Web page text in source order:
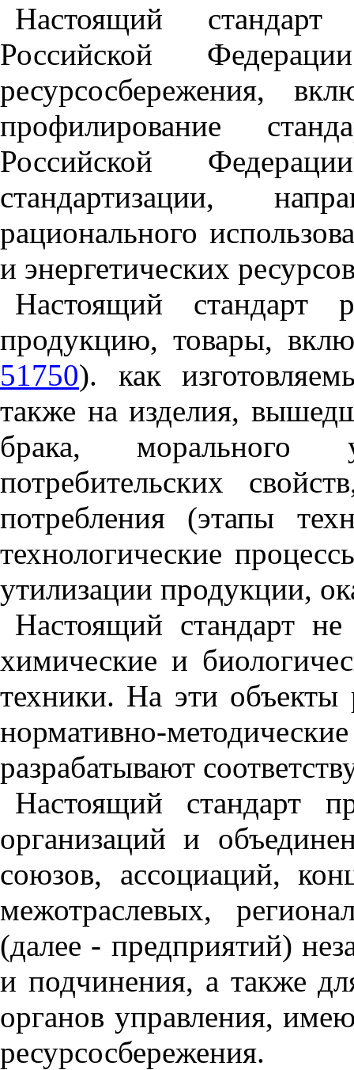
Настоящий
Российской
ресурсосбережения,
профилирование
Российской
стандартизации,
рационального
и энергетических
Настоящий стандарт
продукцию, товары,
51750). как
также на изделия,
брака, морального
потребительских
потребления (этапы
технологические
утилизации продукции,
Настоящий стандарт не
химические и
техники. На эти объекты
нормативно-
разрабатывают
Настоящий стандарт
организаций и
союзов, ассоциаций,
межотраслевых,
(далее - предприятий)
и подчинения, а также
органов управления,
ресурсосбережения.